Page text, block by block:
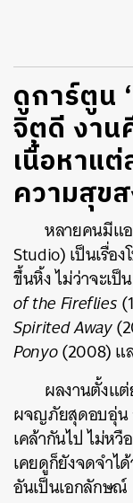
ดูการ์ตูน
จิตดี งาน
เนื้อหาแต่
ความสุข
หลายคนมีแ
Studio) เป็นเรื่อ
ขึ้นหิ้ง ไม่ว่าจะเป็น
of the Fireflies
Spirited Away
Ponyo(2008) แ
ผลงานตั้งแ
ผจญภัยสุดอบอุ่น
เคล้ากันไป ไม่ห
เคยดูก็ยังจดจำไ
อันเป็นเอกลักษณ์